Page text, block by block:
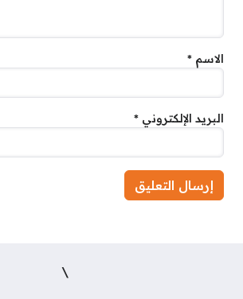
الاسم *
البريد الإلكتروني *
\